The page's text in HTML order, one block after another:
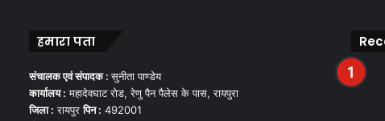
हमारा पता
संचालक एवं संपादक :सुनीता पाण्डेय
कार्यालय : महादेवघाट रोड, रेणु पैन पैलेस के पास, रायपुरा
जिला : रायपुरपिन : 492001